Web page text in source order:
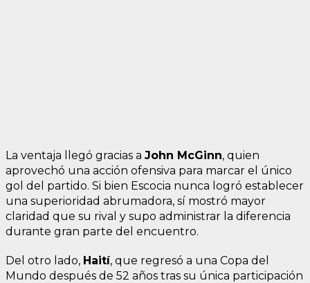
La ventaja llegó gracias a John McGinn, quien
aprovechó una acción ofensiva para marcar el único
gol del partido. Si bien Escocia nunca logró establecer
una superioridad abrumadora, sí mostró mayor
claridad que su rival y supo administrar la diferencia
durante gran parte del encuentro.
Del otro lado, Haití, que regresó a una Copa del
Mundo después de 52 años tras su única participación